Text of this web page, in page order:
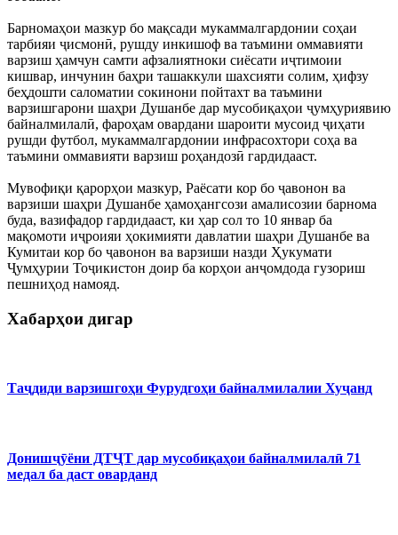
Барномаҳои мазкур бо мақсади мукаммалгардонии соҳаи
тарбияи ҷисмонӣ, рушду инкишоф ва таъмини оммавияти
варзиш ҳамчун самти афзалиятноки сиёсати иҷтимоии
кишвар, инчунин баҳри ташаккули шахсияти солим, ҳифзу
беҳдошти саломатии сокинони пойтахт ва таъмини
варзишгарони шаҳри Душанбе дар мусобиқаҳои ҷумҳуриявию
байналмилалӣ, фароҳам овардани шароити мусоид ҷиҳати
рушди футбол, мукаммалгардонии инфрасохтори соҳа ва
таъмини оммавияти варзиш роҳандозӣ гардидааст.
Мувофиқи қарорҳои мазкур, Раёсати кор бо ҷавонон ва
варзиши шаҳри Душанбе ҳамоҳангсози амалисозии барнома
буда, вазифадор гардидааст, ки ҳар сол то 10 январ ба
мақомоти иҷроияи ҳокимияти давлатии шаҳри Душанбе ва
Кумитаи кор бо ҷавонон ва варзиши назди Ҳукумати
Ҷумҳурии Тоҷикистон доир ба корҳои анҷомдода гузориш
пешниҳод намояд.
Хабарҳои дигар
Таҷдиди варзишгоҳи Фурудгоҳи байналмилалии Хуҷанд
Донишҷӯёни ДТҶТ дар мусобиқаҳои байналмилалӣ 71
медал ба даст оварданд